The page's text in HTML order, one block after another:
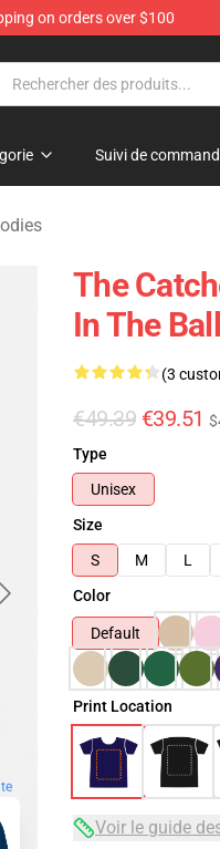
on orders over $100
Store
Suivi de
The
In The
(3
€49.39 €39.51
Type
Unisex
Size
S
M L
Color
Default
Print Location
Voir le guide